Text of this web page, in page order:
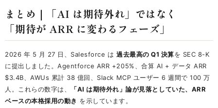
まとめ｜「AI は期待外れ」ではなく
「期待が ARR に変わるフェーズ」
2026 年 5 月 27 日、Salesforce は過去最高の Q1 決算を SEC 8-K
に提出しました。Agentforce ARR +205%、合算 AI + データ ARR
$3.4B、AWUs 累計 38 億回、Slack MCP ユーザー 6 週間で 100 万
人。これらの数字は、
「AI は期待外れ」論が見落としていた、ARR
ベースの本格採用の動き を示しています。